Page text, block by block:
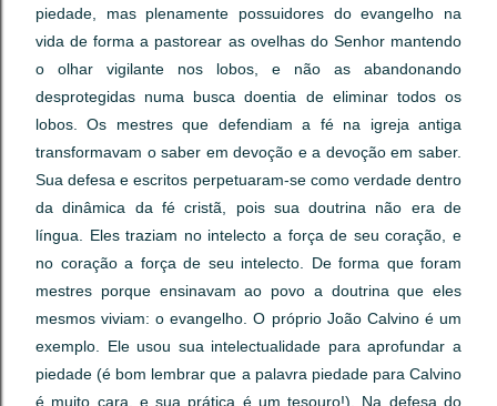
piedade, mas plenamente possuidores do evangelho na
vida de forma a pastorear as ovelhas do Senhor mantendo
o olhar vigilante nos lobos, e não as abandonando
desprotegidas numa busca doentia de eliminar todos os
lobos. Os mestres que defendiam a fé na igreja antiga
transformavam o saber em devoção e a devoção em saber.
Sua defesa e escritos perpetuaram-se como verdade dentro
da dinâmica da fé cristã, pois sua doutrina não era de
língua. Eles traziam no intelecto a força de seu coração, e
no coração a força de seu intelecto. De forma que foram
mestres porque ensinavam ao povo a doutrina que eles
mesmos viviam: o evangelho. O próprio João Calvino é um
exemplo. Ele usou sua intelectualidade para aprofundar a
piedade (é bom lembrar que a palavra piedade para Calvino
é muito cara, e sua prática é um tesouro!). Na defesa do